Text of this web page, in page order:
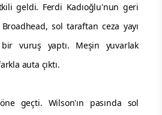
geldi. Ferdi Kadıoğlu'nun geri
sol taraftan ceza yayı
vuruş yaptı. Meşin yuvarlak
auta çıktı.
geçti. Wilson'ın pasında sol